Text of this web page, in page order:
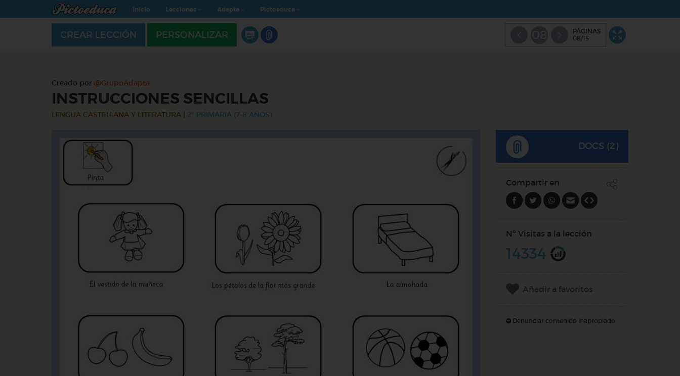
Inicio Lecciones Adapta Pictoeduca
CREAR LECCIÓN PERSONALIZAR
PÁGINAS
08/15
Creado por @GrupoAdapta
INSTRUCCIONES SENCILLAS
LENGUA CASTELLANA Y LITERATURA 2º PRIMARIA (7-8 AÑOS)
DOCS (2)
Compartir en
Nº Visitas a la lección
14334
Añadir a favoritos
Denunciar contenido inapropiado